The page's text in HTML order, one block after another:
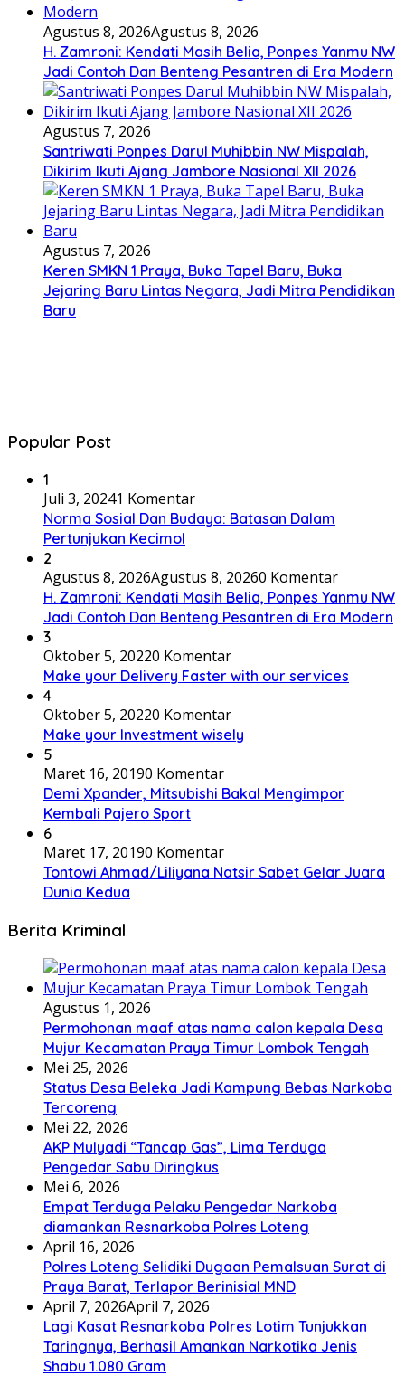
Agustus 8, 2026Agustus 8, 2026
H. Zamroni: Kendati Masih Belia, Ponpes Yanmu NW
Jadi Contoh Dan Benteng Pesantren di Era Modern
Agustus 7, 2026
Santriwati Ponpes Darul Muhibbin NW Mispalah,
Dikirim Ikuti Ajang Jambore Nasional XII 2026
Agustus 7, 2026
Keren SMKN 1 Praya, Buka Tapel Baru, Buka
Jejaring Baru Lintas Negara, Jadi Mitra Pendidikan
Baru
Popular Post
1
Juli 3, 20241 Komentar
Norma Sosial Dan Budaya: Batasan Dalam
Pertunjukan Kecimol
2
Agustus 8, 2026Agustus 8, 20260 Komentar
H. Zamroni: Kendati Masih Belia, Ponpes Yanmu NW
Jadi Contoh Dan Benteng Pesantren di Era Modern
3
Oktober 5, 20220 Komentar
Make your Delivery Faster with our services
4
Oktober 5, 20220 Komentar
Make your Investment wisely
5
Maret 16, 20190 Komentar
Demi Xpander, Mitsubishi Bakal Mengimpor
Kembali Pajero Sport
6
Maret 17, 20190 Komentar
Tontowi Ahmad/Liliyana Natsir Sabet Gelar Juara
Dunia Kedua
Berita Kriminal
Agustus 1, 2026
Permohonan maaf atas nama calon kepala Desa
Mujur Kecamatan Praya Timur Lombok Tengah
Mei 25, 2026
Status Desa Beleka Jadi ‎Kampung Bebas Narkoba
Tercoreng
Mei 22, 2026
AKP Mulyadi “Tancap Gas”, Lima Terduga
Pengedar Sabu Diringkus
Mei 6, 2026
Empat Terduga Pelaku Pengedar Narkoba
diamankan Resnarkoba Polres Loteng
April 16, 2026
Polres Loteng Selidiki Dugaan Pemalsuan Surat di
Praya Barat, Terlapor Berinisial MND
April 7, 2026April 7, 2026
Lagi Kasat Resnarkoba Polres Lotim Tunjukkan
Taringnya, Berhasil Amankan Narkotika Jenis
Shabu 1.080 Gram